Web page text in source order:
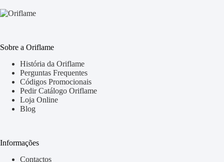
Sobre a Oriflame
História da Oriflame
Perguntas Frequentes
Códigos Promocionais
Pedir Catálogo Oriflame
Loja Online
Blog
Informações
Contactos